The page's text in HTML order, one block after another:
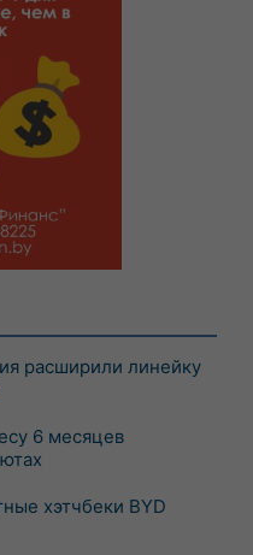
расширили линейку
6 месяцев
хэтчбеки BYD